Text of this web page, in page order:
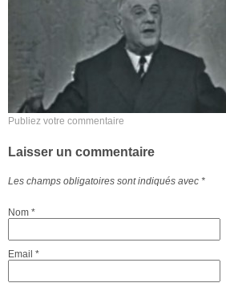
Publiez votre commentaire
Laisser un commentaire
Les champs obligatoires sont indiqués avec *
Nom *
Email *